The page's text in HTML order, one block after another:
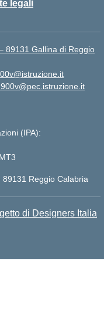
legali
89131 Gallina di Reggio
(IPA):
Reggio Calabria
di Designers Italia